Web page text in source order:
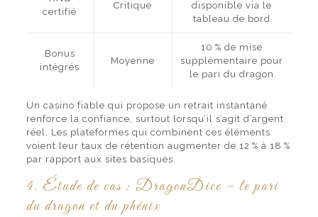
certifié
Critique
disponible via le
tableau de bord
Bonus
intégrés
Moyenne
10 % de mise
supplémentaire pour
le pari du dragon
Un casino fiable qui propose un retrait instantané
renforce la confiance, surtout lorsqu’il s’agit d’argent
réel. Les plateformes qui combinent ces éléments
voient leur taux de rétention augmenter de 12 % à 18 %
par rapport aux sites basiques.
4. Étude de cas : DragonDice – le pari
du dragon et du phénix